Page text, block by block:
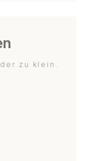
zu klein.